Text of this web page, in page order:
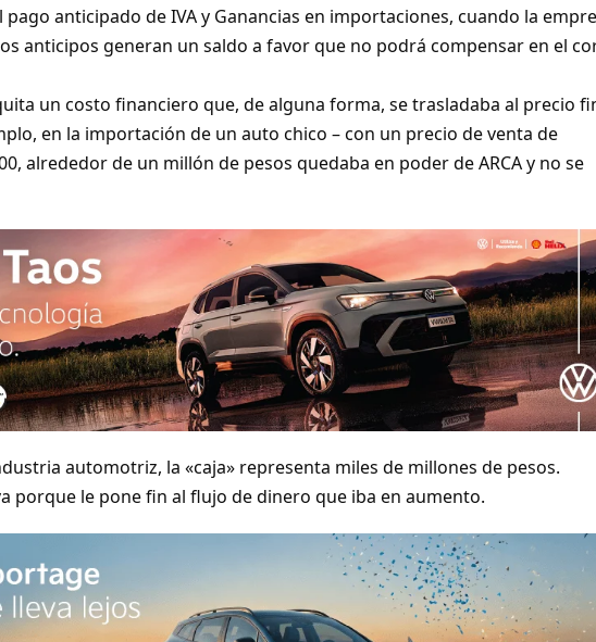
pago anticipado de IVA y Ganancias en importaciones, cuando la
anticipos generan un saldo a favor que no podrá compensar en el
un costo financiero que, de alguna forma, se trasladaba al precio
en la importación de un auto chico – con un precio de venta de
alrededor de un millón de pesos quedaba en poder de ARCA y no se
automotriz, la «caja» representa miles de millones de pesos.
porque le pone fin al flujo de dinero que iba en aumento.